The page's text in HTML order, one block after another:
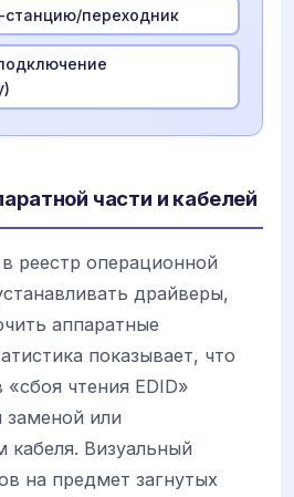
станцию/переходник
части и кабелей
реестр операционной
драйверы,
аппаратные
показывает, что
«сбоя чтения EDID»
или
кабеля. Визуальный
на предмет загнутых